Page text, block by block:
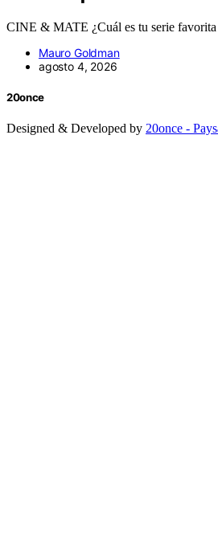
CINE & MATE ¿Cuál es tu serie
Mauro Goldman
agosto 4, 2026
20once
Designed & Developed by 20once -